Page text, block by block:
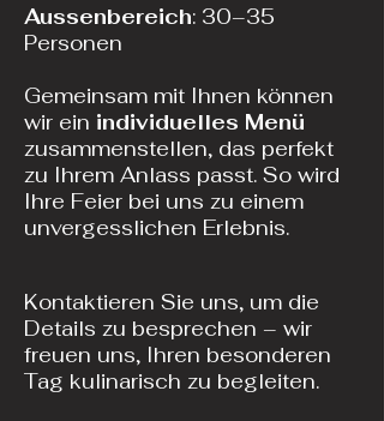
Aussenbereich: 30–35
Personen
Gemeinsam mit Ihnen können
wir ein individuelles Menü
zusammenstellen, das perfekt
zu Ihrem Anlass passt. So wird
Ihre Feier bei uns zu einem
unvergesslichen Erlebnis.
​Kontaktieren Sie uns, um die
Details zu besprechen – wir
freuen uns, Ihren besonderen
Tag kulinarisch zu begleiten.